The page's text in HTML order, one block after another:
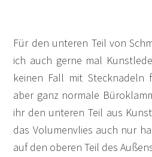
Für den unteren Teil von
ich auch gerne mal
keinen Fall mit Stecknadeln
aber ganz normale
ihr den unteren Teil aus
das Volumenvlies auch nur
auf den oberen Teil des